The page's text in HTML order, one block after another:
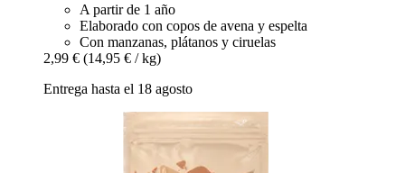
A partir de 1 año
Elaborado con copos de avena y espelta
Con manzanas, plátanos y ciruelas
2,99 € (14,95 € / kg)
Entrega hasta el 18 agosto